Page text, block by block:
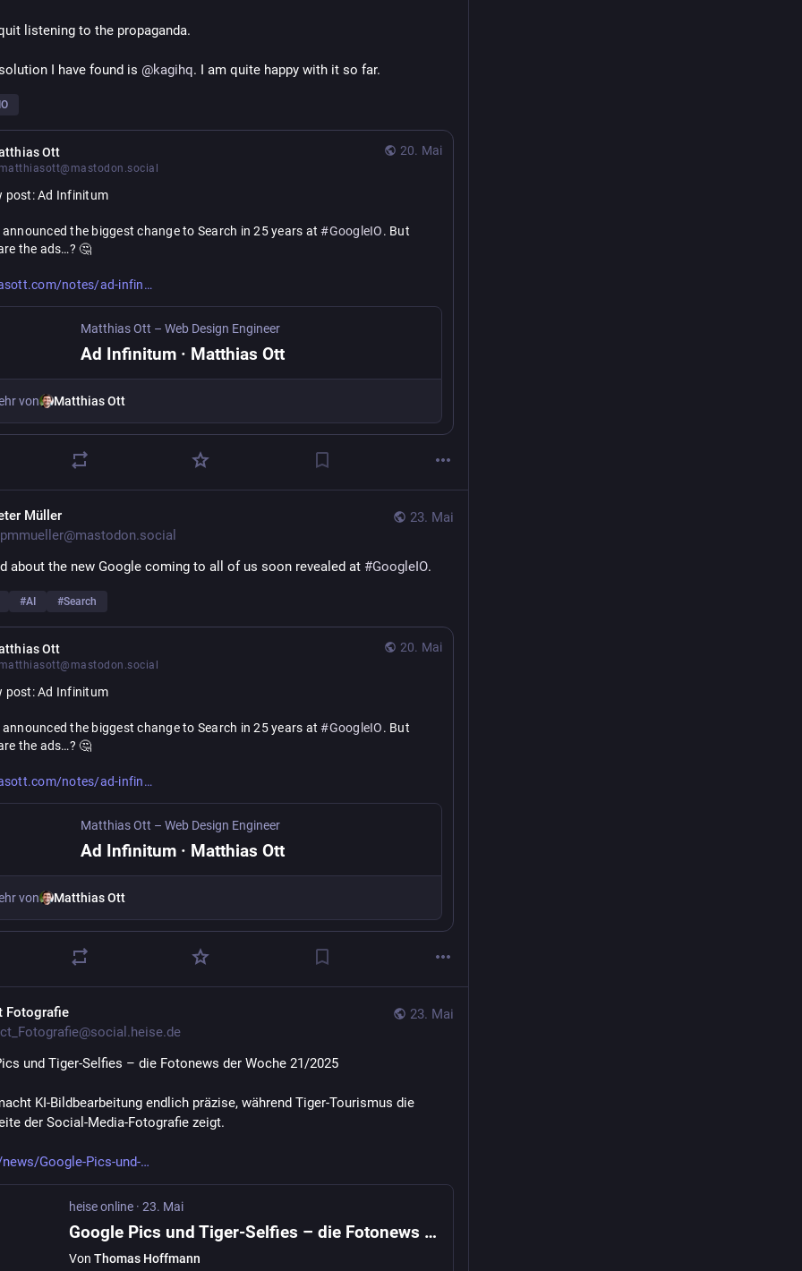
listening to the propaganda.
I have found is @kagihq. I am quite happy with it so far.
20. Mai
Ott
Ad Infinitum
announced the biggest change to Search in 25 years at #GoogleIO. But
the ads…? 🤔
notes/ad-infin
Matthias Ott – Web Design Engineer
Ad Infinitum · Matthias Ott
von Matthias Ott
23. Mai
Müller
about the new Google coming to all of us soon revealed at #GoogleIO.
#AI #Search
20. Mai
Ott
Ad Infinitum
announced the biggest change to Search in 25 years at #GoogleIO. But
the ads…? 🤔
notes/ad-infin
Matthias Ott – Web Design Engineer
Ad Infinitum · Matthias Ott
von Matthias Ott
23. Mai
Fotografie
und Tiger-Selfies – die Fotonews der Woche 21/2025
KI-Bildbearbeitung endlich präzise, während Tiger-Tourismus die
der Social-Media-Fotografie zeigt.
Google-Pics-und-
heise online · 23. Mai
Google Pics und Tiger-Selfies – die Fotonews der Woche 21/2025
Von Thomas Hoffmann